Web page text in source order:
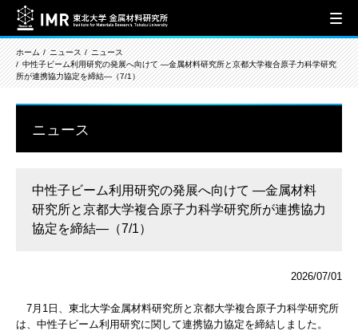
ホーム ニュース
ニュース
中性子ビーム利用研究の発展へ向けて ―金属材料研究所と京都大学複合原子力科学研究
所が連携協力協定を締結―（7/1）
ニュース
中性子ビーム利用研究の発展へ向けて ―金属材料
研究所と京都大学複合原子力科学研究所が連携協力
協定を締結―（7/1）
2026/07/01
7月1日、東北大学金属材料研究所と京都大学複合原子力科学研究所
は、中性子ビーム利用研究に関して連携協力協定を締結しました。